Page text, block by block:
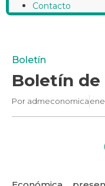
Contacto
Boletín
Boletín de
Por admeconomica